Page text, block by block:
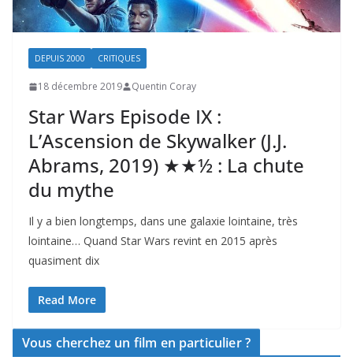
DEPUIS 2000 CRITIQUES
18 décembre 2019 Quentin Coray
Star Wars Episode IX :
L’Ascension de Skywalker (J.J.
Abrams, 2019) ★★½ : La chute
du mythe
Il y a bien longtemps, dans une galaxie lointaine, très
lointaine… Quand Star Wars revint en 2015 après
quasiment dix
Read More
Vous cherchez un film en particulier ?